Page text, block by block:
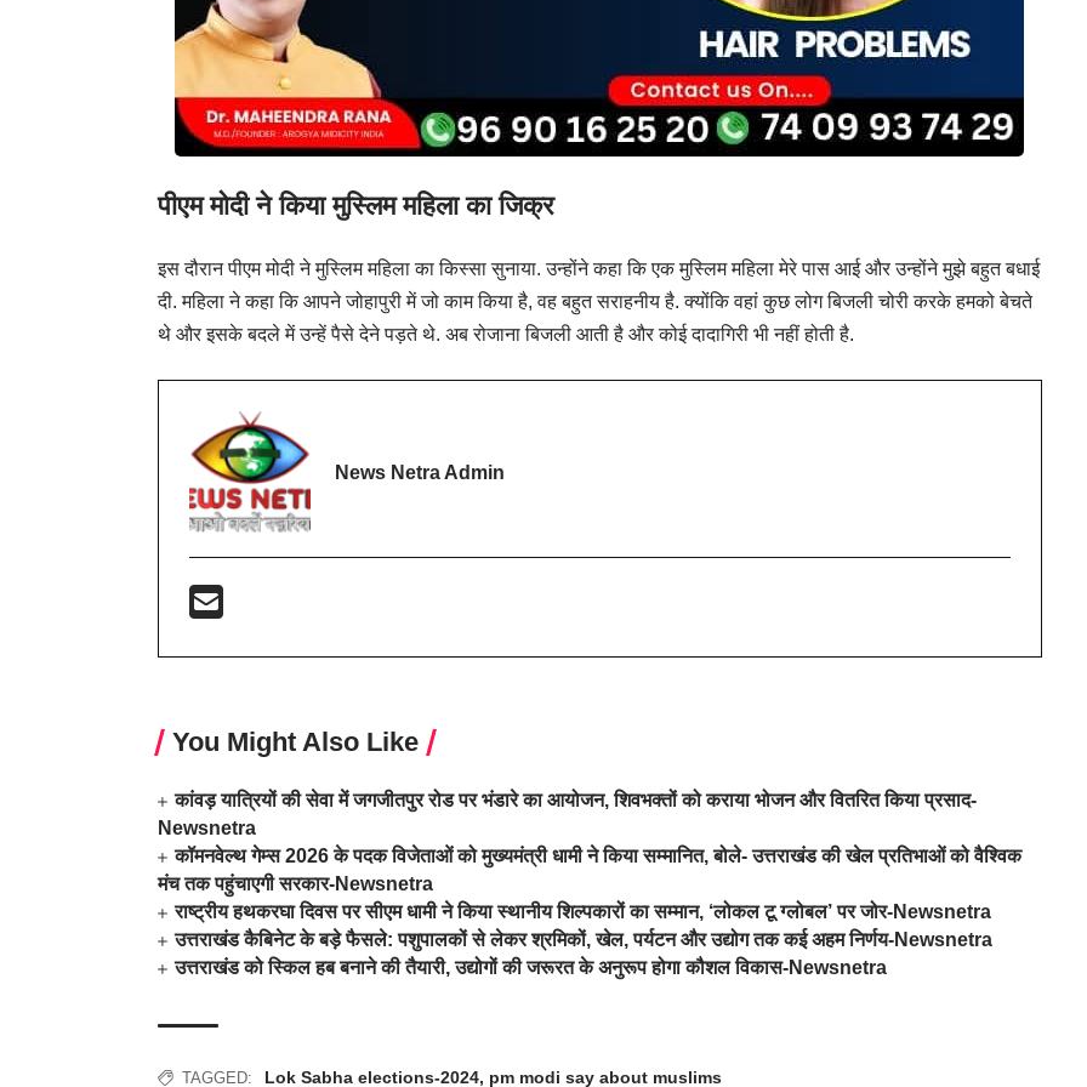
पीएम मोदी ने किया मुस्लिम महिला का जिक्र
इस दौरान पीएम मोदी ने मुस्लिम महिला का किस्सा सुनाया. उन्होंने कहा कि एक मुस्लिम महिला मेरे पास आई और उन्होंने मुझे बहुत बधाई
दी. महिला ने कहा कि आपने जोहापुरी में जो काम किया है, वह बहुत सराहनीय है. क्योंकि वहां कुछ लोग बिजली चोरी करके हमको बेचते
थे और इसके बदले में उन्हें पैसे देने पड़ते थे. अब रोजाना बिजली आती है और कोई दादागिरी भी नहीं होती है.
News Netra Admin
You Might Also Like
कांवड़ यात्रियों की सेवा में जगजीतपुर रोड पर भंडारे का आयोजन, शिवभक्तों को कराया भोजन और वितरित किया प्रसाद-
Newsnetra
कॉमनवेल्थ गेम्स 2026 के पदक विजेताओं को मुख्यमंत्री धामी ने किया सम्मानित, बोले- उत्तराखंड की खेल प्रतिभाओं को वैश्विक
मंच तक पहुंचाएगी सरकार-Newsnetra
राष्ट्रीय हथकरघा दिवस पर सीएम धामी ने किया स्थानीय शिल्पकारों का सम्मान, ‘लोकल टू ग्लोबल’ पर जोर-Newsnetra
उत्तराखंड कैबिनेट के बड़े फैसले: पशुपालकों से लेकर श्रमिकों, खेल, पर्यटन और उद्योग तक कई अहम निर्णय-Newsnetra
उत्तराखंड को स्किल हब बनाने की तैयारी, उद्योगों की जरूरत के अनुरूप होगा कौशल विकास-Newsnetra
TAGGED: Lok Sabha elections-2024, pm modi say about muslims